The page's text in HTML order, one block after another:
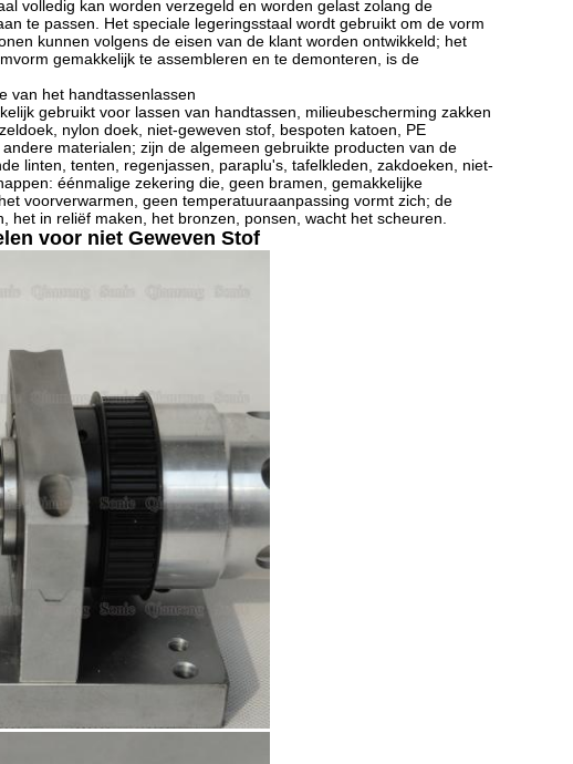
volledig kan worden verzegeld en worden gelast zolang de
te passen. Het speciale legeringsstaal wordt gebruikt om de vorm
kunnen volgens de eisen van de klant worden ontwikkeld; het
gemakkelijk te assembleren en te demonteren, is de
van het handtassenlassen
gebruikt voor lassen van handtassen, milieubescherming zakken
nylon doek, niet-geweven stof, bespoten katoen, PE
materialen; zijn de algemeen gebruikte producten van de
linten, tenten, regenjassen, paraplu's, tafelkleden, zakdoeken, niet-
éénmalige zekering die, geen bramen, gemakkelijke
voorverwarmen, geen temperatuuraanpassing vormt zich; de
in reliëf maken, het bronzen, ponsen, wacht het scheuren.
voor niet Geweven Stof